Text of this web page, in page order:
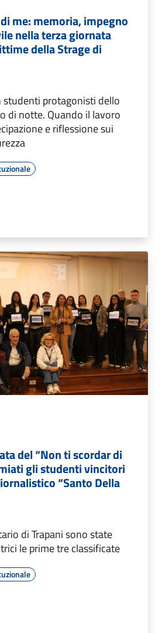
me: memoria, impegno
nella terza giornata
della Strage di
studenti protagonisti dello
di notte. Quando il lavoro
e riflessione sui
del “Non ti scordar di
gli studenti vincitori
“Santo Della
di Trapani sono state
le prime tre classificate